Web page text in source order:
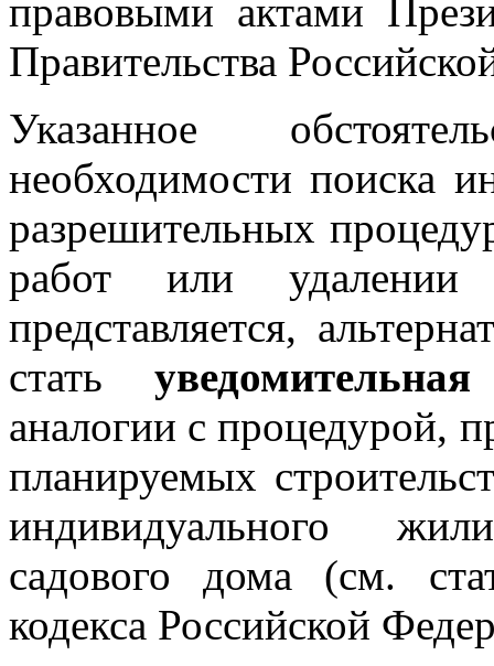
правовыми актами
Правительства
Указанное
необходимости поиска
разрешительных
работ или удалении
представляется,
стать
аналогии с процедурой,
планируемых
индивидуального
садового дома (см.
кодекса Российской